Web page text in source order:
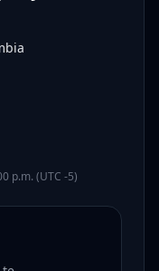
p.m. (UTC -5)